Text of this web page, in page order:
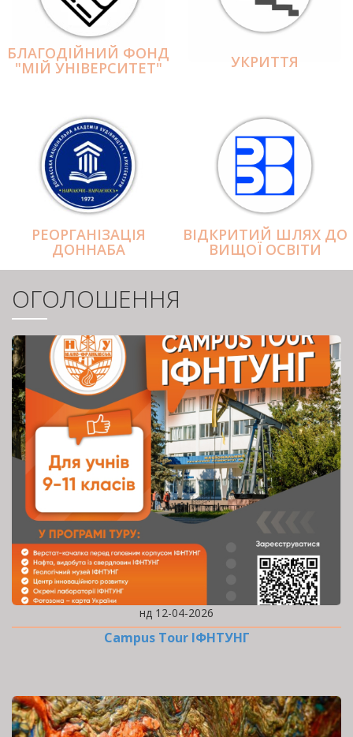
БЛАГОДІЙНИЙ ФОНД
"МІЙ УНІВЕРСИТЕТ" УКРИТТЯ
РЕОРГАНІЗАЦІЯ
ДОННАБА
ВІДКРИТИЙ ШЛЯХ ДО
ВИЩОЇ ОСВІТИ
ОГОЛОШЕННЯ
нд 12-04-2026
Campus Tour ІФНТУНГ